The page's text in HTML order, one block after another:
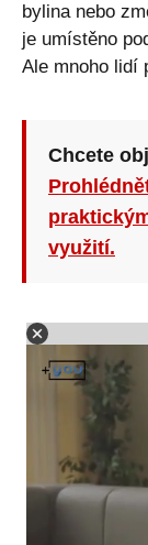
bylina nebo
je umístěno
Ale mnoho lidí
Chcete
využití.